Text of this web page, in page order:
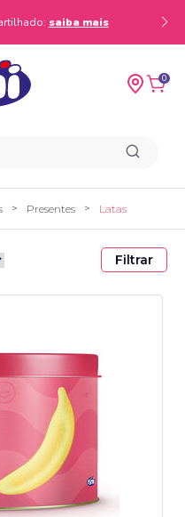
saiba mais
0
Presentes Latas
Filtrar